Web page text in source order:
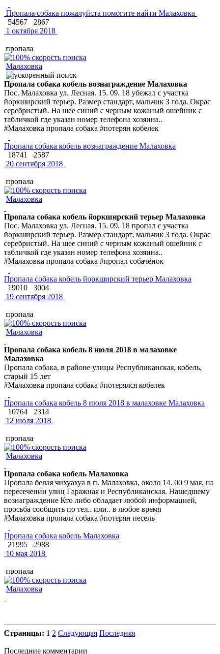
Пропала собака пожалуйста помогите найти Малаховка
54567
2867
1 октября 2018
пропала
Малаховка
Пропала собака кобель вознаграждение Малаховка
Пос. Малаховка ул. Лесная. 15. 09. 18 убежал с участка
йоркширский терьер. Размер стандарт, мальчик 3 года. Окрас
серебристый. На шее синий с черным кожаный ошейник с
табличкой где указан номер телефона хозяина..
#Малаховка пропала собака #потерян кобелек
Пропала собака кобель вознаграждение Малаховка
18741
2587
20 сентября 2018
пропала
Малаховка
Пропала собака кобель йоркширский терьер Малаховка
Пос. Малаховка ул. Лесная. 15. 09. 18 пропал с участка
йоркширский терьер. Размер стандарт, мальчик 3 года. Окрас
серебристый. На шее синий с черным кожаный ошейник с
табличкой где указан номер телефона хозяина..
#Малаховка пропала собака #пропал собачёнок
Пропала собака кобель йоркширский терьер Малаховка
19010
3004
19 сентября 2018
пропала
Малаховка
Пропала собака кобель 8 июля 2018 в малаховке
Малаховка
Пропала собака, в районе улицы Республиканская, кобель,
старый 15 лет
#Малаховка пропала собака #потерялся кобелек
Пропала собака кобель 8 июля 2018 в малаховке Малаховка
10764
2314
12 июля 2018
пропала
Малаховка
Пропала собака кобель Малаховка
Пропала белая чихуахуа в п. Малаховка, около 14. 00 9 мая, на
пересечении улиц Гаражная и Республиканская. Нашедшему
вознаграждение Кто либо обладает любой информацией,
просьба сообщить по тел.. или.. в любое время
#Малаховка пропала собака #потерян песель
Пропала собака кобель Малаховка
21995
2988
10 мая 2018
пропала
Малаховка
Страницы: 1 2 Следующая Последняя
Последние комментарии